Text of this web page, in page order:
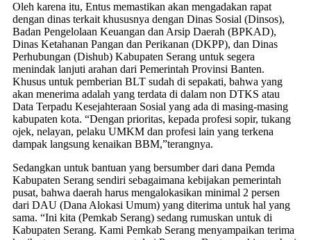
Oleh karena itu, Entus memastikan akan mengadakan rapat
dengan dinas terkait khususnya dengan Dinas Sosial (Dinsos),
Badan Pengelolaan Keuangan dan Arsip Daerah (BPKAD),
Dinas Ketahanan Pangan dan Perikanan (DKPP), dan Dinas
Perhubungan (Dishub) Kabupaten Serang untuk segera
menindak lanjuti arahan dari Pemerintah Provinsi Banten.
Khusus untuk pemberian BLT sudah di sepakati, bahwa yang
akan menerima adalah yang terdata di dalam non DTKS atau
Data Terpadu Kesejahteraan Sosial yang ada di masing-masing
kabupaten kota. “Dengan prioritas, kepada profesi sopir, tukang
ojek, nelayan, pelaku UMKM dan profesi lain yang terkena
dampak langsung kenaikan BBM,”terangnya.
Sedangkan untuk bantuan yang bersumber dari dana Pemda
Kabupaten Serang sendiri sebagaimana kebijakan pemerintah
pusat, bahwa daerah harus mengalokasikan minimal 2 persen
dari DAU (Dana Alokasi Umum) yang diterima untuk hal yang
sama. “Ini kita (Pemkab Serang) sedang rumuskan untuk di
Kabupaten Serang. Kami Pemkab Serang menyampaikan terima